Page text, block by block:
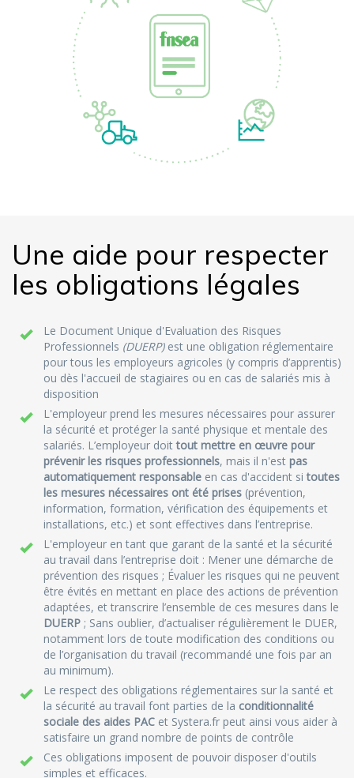
Une aide pour respecter
les obligations légales
Le Document Unique d'Evaluation des Risques
Professionnels (DUERP)est une obligation réglementaire
pour tous les employeurs agricoles (y compris d’apprentis)
ou dès l'accueil de stagiaires ou en cas de salariés mis à
disposition
L'employeur prend les mesures nécessaires pour assurer
la sécurité et protéger la santé physique et mentale des
salariés. L’employeur doittout mettre en œuvre pour
prévenir les risques professionnels, mais il n'est pas
automatiquement responsable en cas d'accident sitoutes
les mesures nécessaires ont été prises (prévention,
information, formation, vérification des équipements et
installations, etc.) et sont effectives dans l’entreprise.
L'employeur en tant que garant de la santé et la sécurité
au travail dans l’entreprise doit : Mener une démarche de
prévention des risques ; Évaluer les risques qui ne peuvent
être évités en mettant en place des actions de prévention
adaptées, et transcrire l’ensemble de ces mesures dans le
DUERP ; Sans oublier, d’actualiser régulièrement le DUER,
notamment lors de toute modification des conditions ou
de l’organisation du travail (recommandé une fois par an
au minimum).
Le respect des obligations réglementaires sur la santé et
la sécurité au travail font parties de la conditionnalité
sociale des aides PAC et Systera.fr peut ainsi vous aider à
satisfaire un grand nombre de points de contrôle
Ces obligations imposent de pouvoir disposer d'outils
simples et efficaces.